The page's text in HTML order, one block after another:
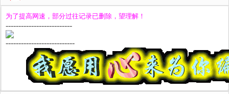
为了提高网速，部分过往记录已删除，望理解！
--------------------------
---------------------------